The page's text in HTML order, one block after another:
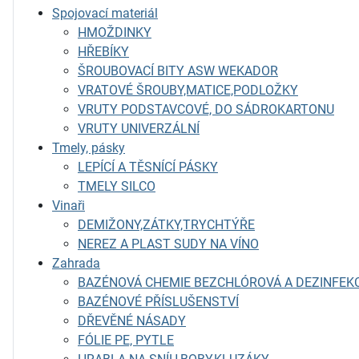
Spojovací materiál
HMOŽDINKY
HŘEBÍKY
ŠROUBOVACÍ BITY ASW WEKADOR
VRATOVÉ ŠROUBY,MATICE,PODLOŽKY
VRUTY PODSTAVCOVÉ, DO SÁDROKARTONU
VRUTY UNIVERZÁLNÍ
Tmely, pásky
LEPÍCÍ A TĚSNÍCÍ PÁSKY
TMELY SILCO
Vinaři
DEMIŽONY,ZÁTKY,TRYCHTÝŘE
NEREZ A PLAST SUDY NA VÍNO
Zahrada
BAZÉNOVÁ CHEMIE BEZCHLÓROVÁ A
BAZÉNOVÉ PŘÍSLUŠENSTVÍ
DŘEVĚNÉ NÁSADY
FÓLIE PE, PYTLE